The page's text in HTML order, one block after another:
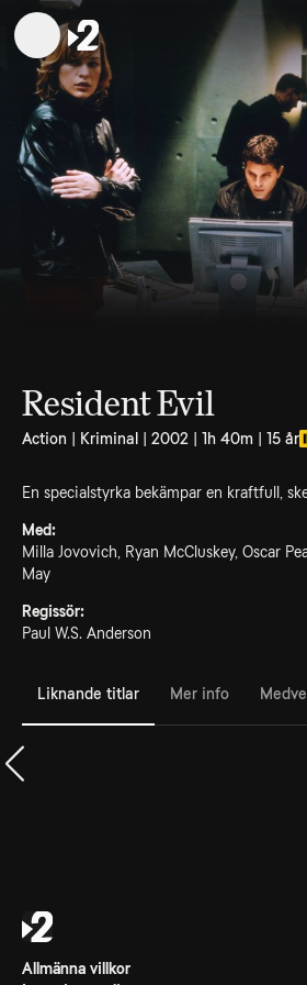
Resident Evil
Action | Kriminal | 2002 | 1h 40m | 15 år
En specialstyrka bekämpar en kraftfull,
Med:
Milla Jovovich, Ryan McCluskey, Oscar
May
Regissör:
Paul W.S. Anderson
Liknande titlar Mer info
Allmänna villkor